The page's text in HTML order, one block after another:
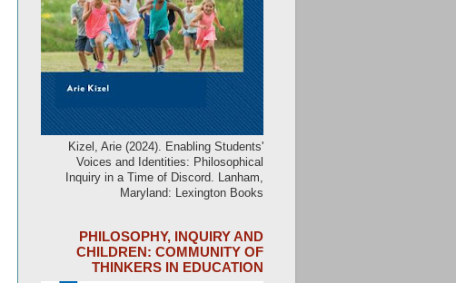
Kizel, Arie (2024). Enabling Students'
Voices and Identities: Philosophical
Inquiry in a Time of Discord. Lanham,
Maryland: Lexington Books
PHILOSOPHY, INQUIRY AND
CHILDREN: COMMUNITY OF
THINKERS IN EDUCATION